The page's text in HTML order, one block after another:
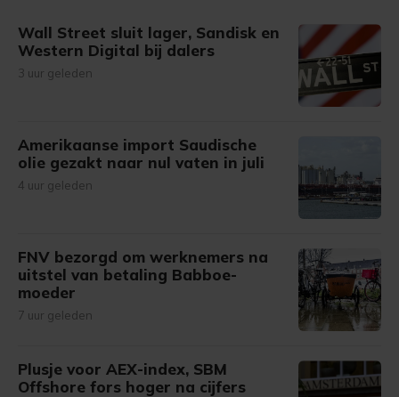
Wall Street sluit lager, Sandisk en
Western Digital bij dalers
3 uur geleden
Amerikaanse import Saudische
olie gezakt naar nul vaten in juli
4 uur geleden
FNV bezorgd om werknemers na
uitstel van betaling Babboe-
moeder
7 uur geleden
Plusje voor AEX-index, SBM
Offshore fors hoger na cijfers